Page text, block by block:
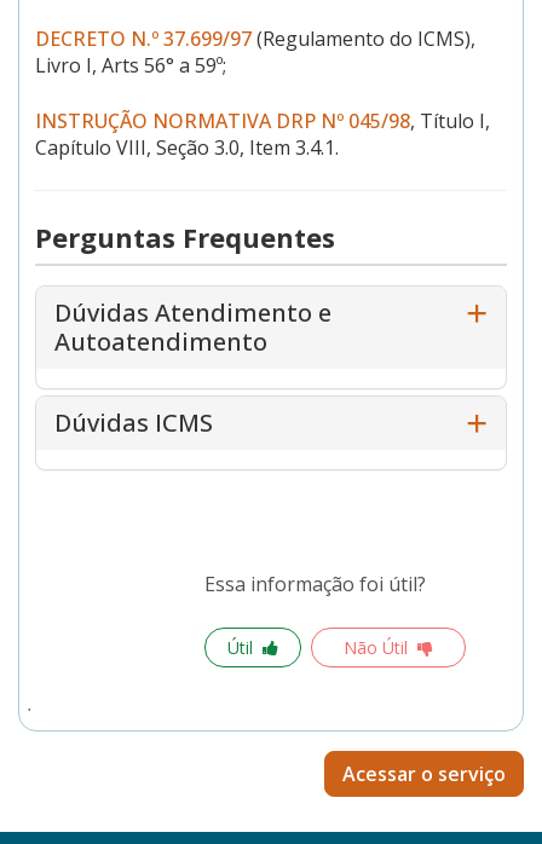
DECRETO N.º 37.699/97(Regulamento do ICMS),
Livro I, Arts 56° a 59º;
INSTRUÇÃO NORMATIVA DRP Nº 045/98, Título I,
Capítulo VIII, Seção 3.0, Item 3.4.1.
Perguntas Frequentes
Dúvidas Atendimento e
Autoatendimento
Dúvidas ICMS
Essa informação foi útil?
Útil Não Útil
Acessar o serviço